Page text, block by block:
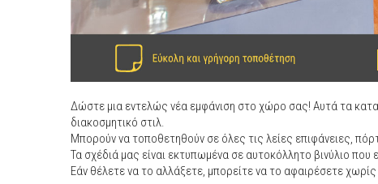
Δώστε μια εντελώς νέα εμφάνιση στο χώρο σας! Αυτά τα
διακοσμητικό στιλ.
Μπορούν να τοποθετηθούν σε όλες τις λείες επιφάνειες,
Τα σχέδιά μας είναι εκτυπωμένα σε αυτοκόλλητο βινύλιο που
Εάν θέλετε να το αλλάξετε, μπορείτε να το αφαιρέσετε